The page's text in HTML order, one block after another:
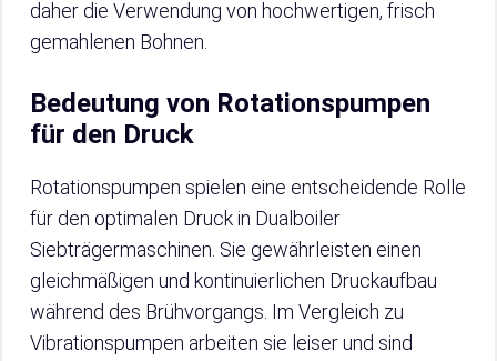
daher die Verwendung von hochwertigen, frisch
gemahlenen Bohnen.
Bedeutung von Rotationspumpen
für den Druck
Rotationspumpen spielen eine entscheidende Rolle
für den optimalen Druck in Dualboiler
Siebträgermaschinen. Sie gewährleisten einen
gleichmäßigen und kontinuierlichen Druckaufbau
während des Brühvorgangs. Im Vergleich zu
Vibrationspumpen arbeiten sie leiser und sind